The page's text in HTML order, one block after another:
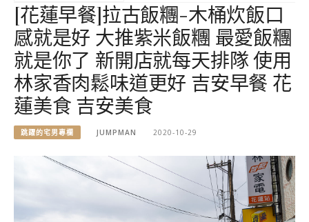
[花蓮早餐]拉古飯糰-木桶炊飯口
感就是好 大推紫米飯糰 最愛飯糰
就是你了 新開店就每天排隊 使用
林家香肉鬆味道更好 吉安早餐 花
蓮美食 吉安美食
跳躍的宅男專欄 JUMPMAN 2020-10-29